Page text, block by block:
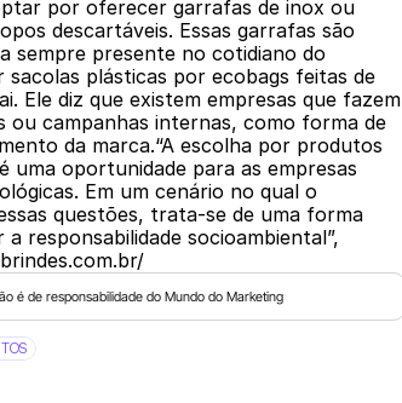
por oferecer garrafas de inox ou
descartáveis. Essas garrafas são
sempre presente no cotidiano do
sacolas plásticas por ecobags feitas de
Ele diz que existem empresas que fazem
ou campanhas internas, como forma de
da marca.“A escolha por produtos
uma oportunidade para as empresas
Em um cenário no qual o
questões, trata-se de uma forma
responsabilidade socioambiental”,
é de responsabilidade do Mundo do Marketing